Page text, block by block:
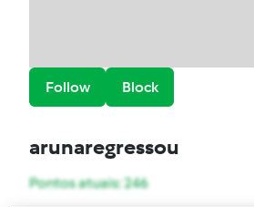
Follow Block
arunaregressou
Pontos atuais: 246